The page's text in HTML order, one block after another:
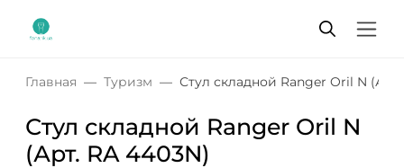
Главная Туризм Стул складной Ranger Oril N
Стул складной Ranger Oril N
(Арт. RA 4403N)